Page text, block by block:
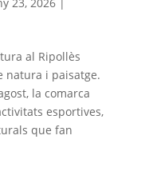
23, 2026|
al Ripollès
natura i paisatge.
la comarca
esportives,
que fan